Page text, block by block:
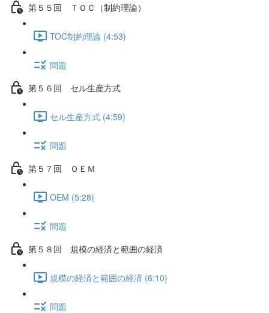
第５５回 ＴＯＣ（制約理論）
TOC制約理論 (4:53)
問題
第５６回 セル生産方式
セル生産方式 (4:59)
問題
第５７回 ＯＥＭ
OEM (5:28)
問題
第５８回 規模の経済と範囲の経済
規模の経済と範囲の経済 (6:10)
問題